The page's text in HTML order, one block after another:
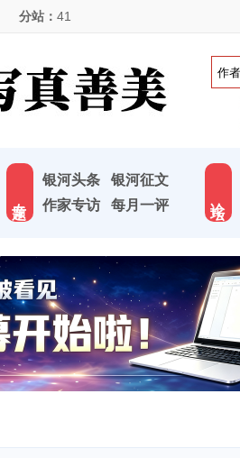
分站： 41
银河头条
银河征文
作家专访
每月一评